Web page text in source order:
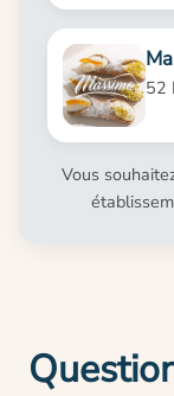
52
Vous